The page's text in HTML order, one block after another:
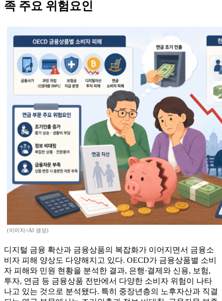
족 주요 위험요인
(이미지=AI 생성)
디지털 금융 확산과 금융상품의 복잡화가 이어지면서 금융소
비자 피해 양상도 다양해지고 있다. OECD가 금융상품별 소비
자 피해와 민원 현황을 분석한 결과, 은행·결제와 신용, 보험,
투자, 연금 등 금융상품 전반에서 다양한 소비자 위험이 나타
나고 있는 것으로 분석됐다. 특히 중장년층의 노후자산과 직결